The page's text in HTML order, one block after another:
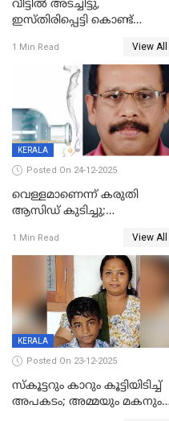
വീട്ടിൽ അടച്ചിട്ടു,
ഇസ്തിരിപ്പെട്ടി കൊണ്ട്
ഗർഭിണിയായ യുവതിക്ക് ക്രൂര
1 Min Read View All
KERALA
Posted On 24-12-2025
വെള്ളമാണെന്ന് കരുതി
ആസിഡ് കുടിച്ചു;
മരിച്ചു
1 Min Read View All
KERALA
Posted On 23-12-2025
സ്കൂട്ടറും കാറും കൂട്ടിയിടിച്ച്
അപകടം; അമ്മയും മകനും